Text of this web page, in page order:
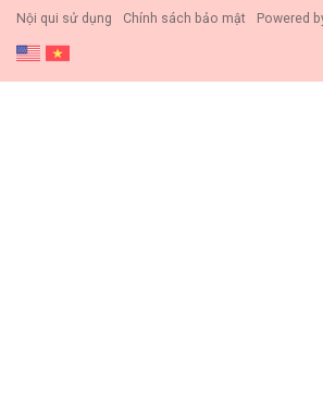
Nội qui sử dụng Chính sách bảo mật Powered